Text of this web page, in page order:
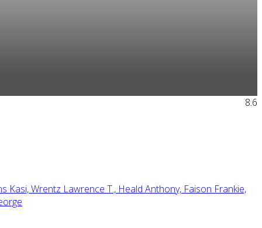
8.6
Kasi,Wrentz Lawrence T., Heald Anthony, Faison Frankie,